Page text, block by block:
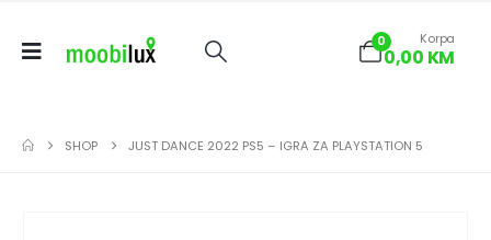
0 Korpa
0,00 KM
SHOP JUST DANCE 2022 PS5 – IGRA ZA PLAYSTATION 5